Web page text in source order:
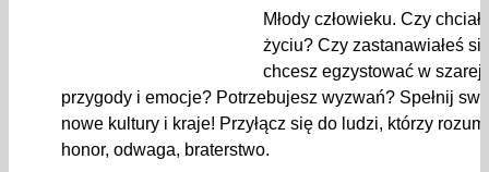
Młody człowieku. Czy
życiu? Czy zastanawiałeś
chcesz egzystować w
przygody i emocje? Potrzebujesz wyzwań? Spełnij
nowe kultury i kraje! Przyłącz się do ludzi, którzy
honor, odwaga, braterstwo.